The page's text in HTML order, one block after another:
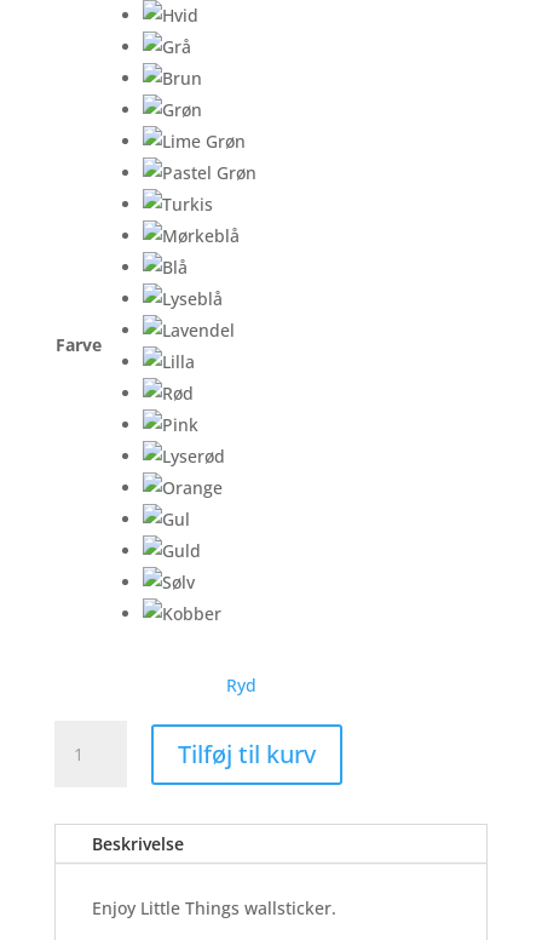
Farve
Ryd
Little
Wallsticker
Tilføj til kurv
Beskrivelse
Enjoy Little Things wallsticker.